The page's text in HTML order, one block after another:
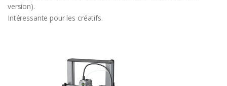
version).
Intéressante pour les créatifs.